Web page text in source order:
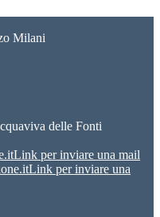
Milani
delle Fonti
Link per inviare una mail
Link per inviare una